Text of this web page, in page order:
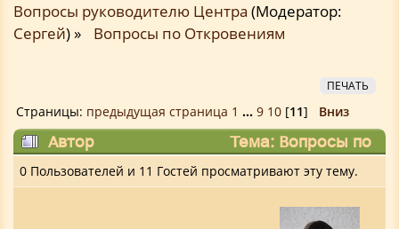
Вопросы руководителю Центра (Модератор:
Сергей) » Вопросы по Откровениям
ПЕЧАТЬ
Страницы: предыдущая страница 1 ... 9 10[11] Вниз
Автор
Тема: Вопросы по
Откровениям (Прочитано 150570 раз)
0 Пользователей и 11 Гостей просматривают эту тему.